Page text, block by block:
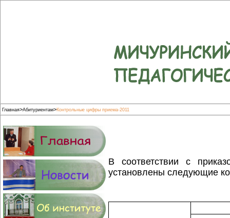
Главная>Абитуриентам>Контрольные цифры приема-2011
В соответствии с
установлены следующие